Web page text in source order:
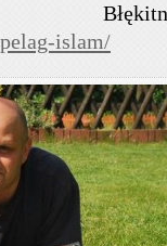
islam/